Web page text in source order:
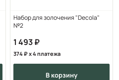
Набор для золочения "Decola"
№2
1 493
374 x 4 платежа
в корзину